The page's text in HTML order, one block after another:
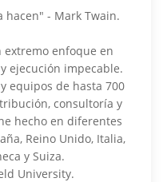
hacen" - Mark Twain.
enfoque en
ejecución impecable.
equipos de hasta 700
consultoría y
hecho en diferentes
Reino Unido, Italia,
y Suiza.
University.